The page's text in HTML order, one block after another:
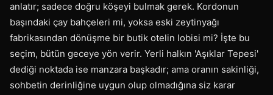
anlatır; sadece doğru köşeyi bulmak gerek. Kordonun
başındaki çay bahçeleri mi, yoksa eski zeytinyağı
fabrikasından dönüşme bir butik otelin lobisi mi? İşte bu
seçim, bütün geceye yön verir. Yerli halkın 'Aşıklar Tepesi'
dediği noktada ise manzara başkadır; ama oranın sakinliği,
sohbetin derinliğine uygun olup olmadığına siz karar